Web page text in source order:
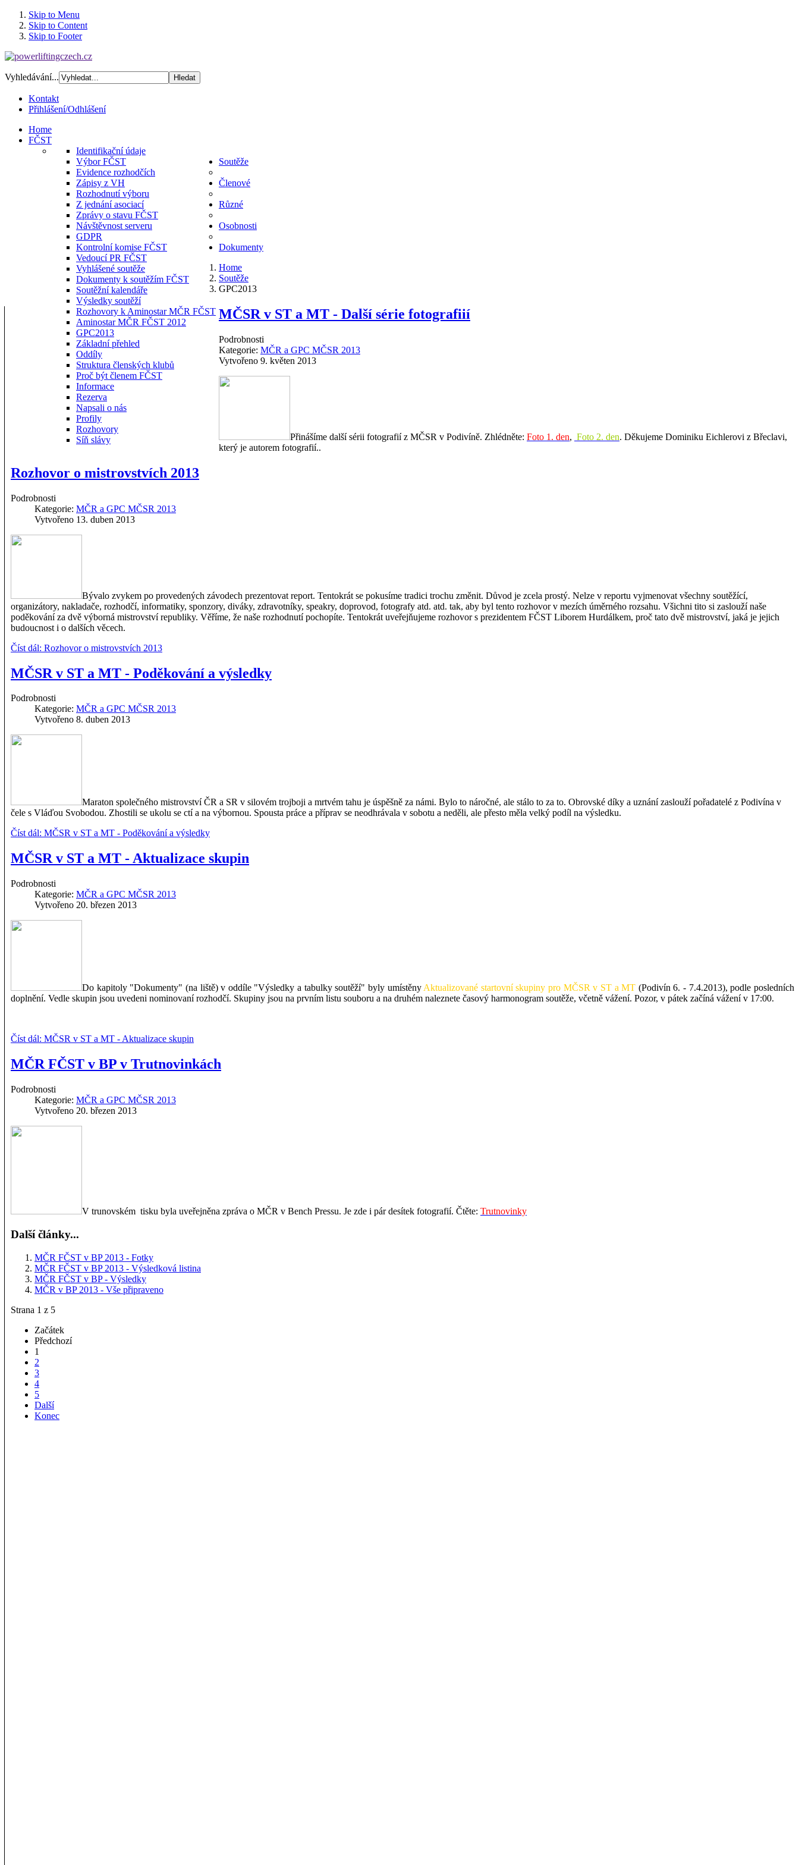
Skip to Menu
Skip to Content
Skip to Footer
Vyhledávání...
Kontakt
Přihlášení/Odhlášení
Home
FČST
Identifikační údaje
Výbor FČST
Evidence rozhodčích
Zápisy z VH
Rozhodnutí výboru
Z jednání asociací
Zprávy o stavu FČST
Návštěvnost serveru
GDPR
Kontrolní komise FČST
Vedoucí PR FČST
Soutěže
Vyhlášené soutěže
Dokumenty k soutěžím FČST
Soutěžní kalendáře
Výsledky soutěží
Rozhovory k Aminostar MČR FČST
Aminostar MČR FČST 2012
GPC2013
Členové
Základní přehled
Oddíly
Struktura členských klubů
Proč být členem FČST
Různé
Informace
Rezerva
Osobnosti
Napsali o nás
Profily
Rozhovory
Síň slávy
Dokumenty
Home
Soutěže
GPC2013
MČSR v ST a MT - Další série fotografiií
Podrobnosti
Kategorie: MČR a GPC MČSR 2013
Vytvořeno 9. květen 2013
Přinášíme další sérii fotografií z MČSR v Podivíně. Zhlédněte: Foto 1. den, Foto 2. den. Děkujeme Dominiku Eichlerovi z Břeclavi,
který je autorem fotografií..
Rozhovor o mistrovstvích 2013
Podrobnosti
Kategorie: MČR a GPC MČSR 2013
Vytvořeno 13. duben 2013
Bývalo zvykem po provedených závodech prezentovat report. Tentokrát se pokusíme tradici trochu změnit. Důvod je zcela prostý. Nelze v reportu vyjmenovat všechny soutěžící,
organizátory, nakladače, rozhodčí, informatiky, sponzory, diváky, zdravotníky, speakry, doprovod, fotografy atd. atd. tak, aby byl tento rozhovor v mezích úměrného rozsahu. Všichni tito si zaslouží naše
poděkování za dvě výborná mistrovství republiky. Věříme, že naše rozhodnutí pochopíte. Tentokrát uveřejňujeme rozhovor s prezidentem FČST Liborem Hurdálkem, proč tato dvě mistrovství, jaká je jejich
budoucnost i o dalších věcech.
Číst dál: Rozhovor o mistrovstvích 2013
MČSR v ST a MT - Poděkování a výsledky
Podrobnosti
Kategorie: MČR a GPC MČSR 2013
Vytvořeno 8. duben 2013
Maraton společného mistrovství ČR a SR v silovém trojboji a mrtvém tahu je úspěšně za námi. Bylo to náročné, ale stálo to za to. Obrovské díky a uznání zaslouží pořadatelé z Podivína v
čele s Vláďou Svobodou. Zhostili se ukolu se ctí a na výbornou. Spousta práce a příprav se neodhrávala v sobotu a neděli, ale přesto měla velký podíl na výsledku.
Číst dál: MČSR v ST a MT - Poděkování a výsledky
MČSR v ST a MT - Aktualizace skupin
Podrobnosti
Kategorie: MČR a GPC MČSR 2013
Vytvořeno 20. březen 2013
Do kapitoly "Dokumenty" (na liště) v oddíle "Výsledky a tabulky soutěží" byly umístěnyAktualizované startovní skupiny pro MČSR v ST a MT (Podivín 6. - 7.4.2013), podle posledních
doplnění. Vedle skupin jsou uvedeni nominovaní rozhodčí. Skupiny jsou na prvním listu souboru a na druhém naleznete časový harmonogram soutěže, včetně vážení. Pozor, v pátek začíná vážení v 17:00.
Číst dál: MČSR v ST a MT - Aktualizace skupin
MČR FČST v BP v Trutnovinkách
Podrobnosti
Kategorie: MČR a GPC MČSR 2013
Vytvořeno 20. březen 2013
V trunovském tisku byla uveřejněna zpráva o MČR v Bench Pressu. Je zde i pár desítek fotografií. Čtěte: Trutnovinky
Další články...
MČR FČST v BP 2013 - Fotky
MČR FČST v BP 2013 - Výsledková listina
MČR FČST v BP - Výsledky
MČR v BP 2013 - Vše připraveno
Strana 1 z 5
Začátek
Předchozí
1
2
3
4
5
Další
Konec